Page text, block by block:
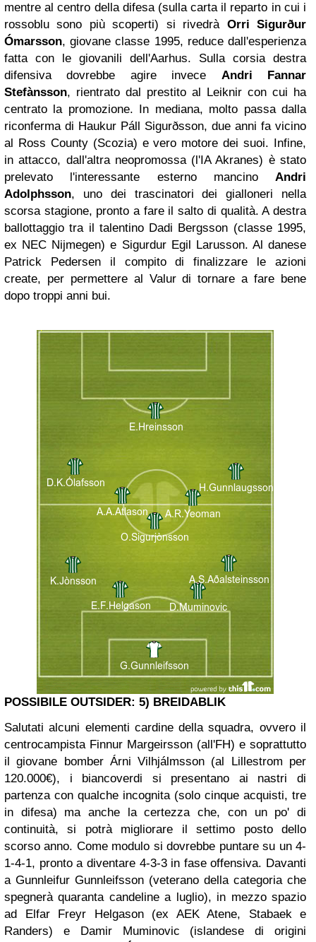
mentre al centro della difesa (sulla carta il reparto in cui i
rossoblu sono più scoperti) si rivedrà Orri Sigurður
Ómarsson, giovane classe 1995, reduce dall'esperienza
fatta con le giovanili dell'Aarhus. Sulla corsia destra
difensiva dovrebbe agire invece Andri Fannar
Stefànsson, rientrato dal prestito al Leiknir con cui ha
centrato la promozione. In mediana, molto passa dalla
riconferma di Haukur Páll Sigurðsson, due anni fa vicino
al Ross County (Scozia) e vero motore dei suoi. Infine,
in attacco, dall'altra neopromossa (l'IA Akranes) è stato
prelevato l'interessante esterno mancino Andri
Adolphsson, uno dei trascinatori dei gialloneri nella
scorsa stagione, pronto a fare il salto di qualità. A destra
ballottaggio tra il talentino Dadi Bergsson (classe 1995,
ex NEC Nijmegen) e Sigurdur Egil Larusson. Al danese
Patrick Pedersen il compito di finalizzare le azioni
create, per permettere al Valur di tornare a fare bene
dopo troppi anni bui.
POSSIBILE OUTSIDER: 5) BREIDABLIK
Salutati alcuni elementi cardine della squadra, ovvero il
centrocampista Finnur Margeirsson (all'FH) e soprattutto
il giovane bomber Árni Vilhjálmsson (al Lillestrom per
120.000€), i biancoverdi si presentano ai nastri di
partenza con qualche incognita (solo cinque acquisti, tre
in difesa) ma anche la certezza che, con un po' di
continuità, si potrà migliorare il settimo posto dello
scorso anno. Come modulo si dovrebbe puntare su un 4-
1-4-1, pronto a diventare 4-3-3 in fase offensiva. Davanti
a Gunnleifur Gunnleifsson (veterano della categoria che
spegnerà quaranta candeline a luglio), in mezzo spazio
ad Elfar Freyr Helgason (ex AEK Atene, Stabaek e
Randers) e Damir Muminovic (islandese di origini